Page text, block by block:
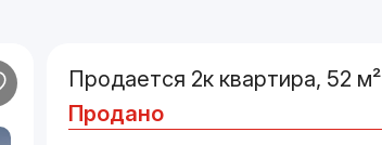
Продается 2к квартира, 52 м²
Продано